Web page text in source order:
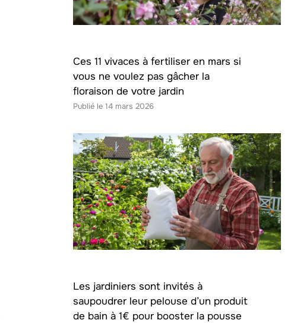
Ces 11 vivaces à fertiliser en mars si
vous ne voulez pas gâcher la
floraison de votre jardin
14 mars 2026
Les jardiniers sont invités à
saupoudrer leur pelouse d’un produit
de bain à 1€ pour booster la pousse